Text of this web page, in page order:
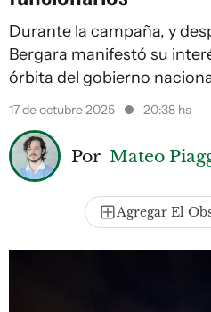
Durante la campaña, y
Bergara manifestó su
órbita del gobierno
17 de octubre 2025 20:38 hs
Por Mateo
Agregar El